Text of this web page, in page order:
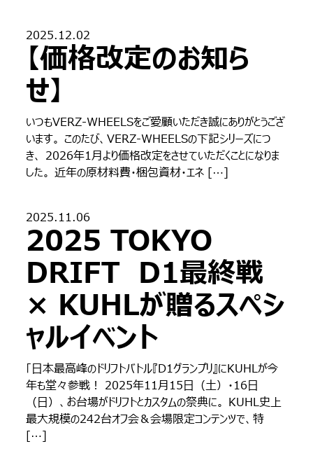
2025.12.02
【価格改定のお知ら
せ】
いつもVERZ-WHEELSをご愛顧いただき誠にありがとうござ
います。 このたび、VERZ-WHEELSの下記シリーズにつ
き、 2026年1月より価格改定をさせていただくことになりま
した。 近年の原材料費・梱包資材・エネ […]
2025.11.06
2025 TOKYO
DRIFT D1最終戦
× KUHLが贈るスペシ
ャルイベント
「日本最高峰のドリフトバトル『D1グランプリ』にKUHLが今
年も堂々参戦！ 2025年11月15日（土）・16日
（日）、お台場がドリフトとカスタムの祭典に。 KUHL史上
最大規模の242台オフ会＆会場限定コンテンツで、特
[…]